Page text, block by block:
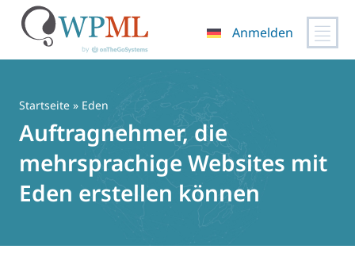
springen
Anmelden
Startseite » Eden
Auftragnehmer, die
mehrsprachige Websites mit
Eden erstellen können